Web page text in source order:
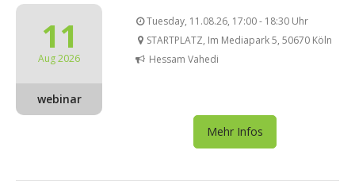
11
Aug 2026
webinar
Tuesday, 11.08.26, 17:00 - 18:30 Uhr
STARTPLATZ, Im Mediapark 5, 50670 Köln
Hessam Vahedi
Mehr Infos